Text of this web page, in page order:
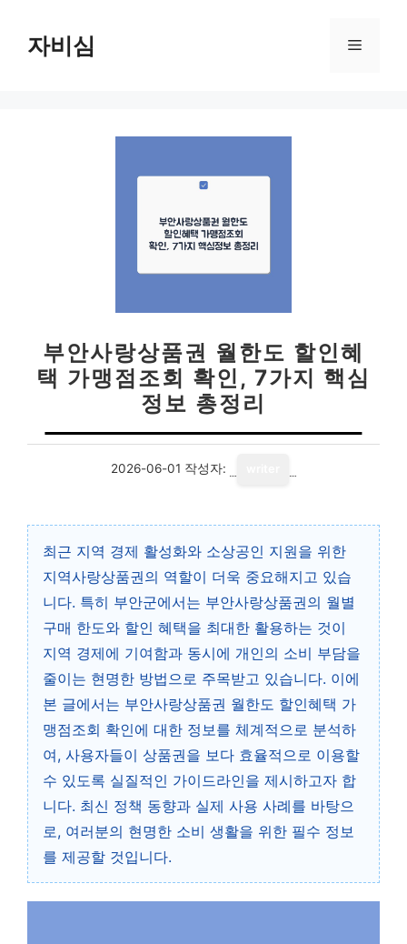
자비심 메
부안사랑상품권 월한도 할인혜
택 가맹점조회 확인, 7가지 핵심
정보 총정리
2026-06-01 작성자:
최근 지역 경제 활성화와 소상공인 지원을 위한
지역사랑상품권의 역할이 더욱 중요해지고 있습
니다. 특히 부안군에서는 부안사랑상품권의 월별
구매 한도와 할인 혜택을 최대한 활용하는 것이
지역 경제에 기여함과 동시에 개인의 소비 부담을
줄이는 현명한 방법으로 주목받고 있습니다. 이에
본 글에서는 부안사랑상품권 월한도 할인혜택 가
맹점조회 확인에 대한 정보를 체계적으로 분석하
여, 사용자들이 상품권을 보다 효율적으로 이용할
수 있도록 실질적인 가이드라인을 제시하고자 합
니다. 최신 정책 동향과 실제 사용 사례를 바탕으
로, 여러분의 현명한 소비 생활을 위한 필수 정보
를 제공할 것입니다.